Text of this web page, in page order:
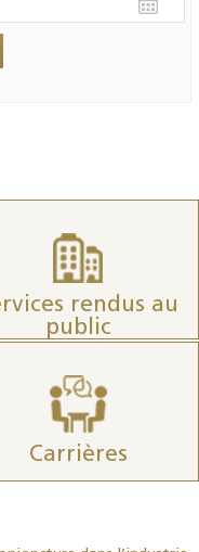
rendus au
public
Carrières